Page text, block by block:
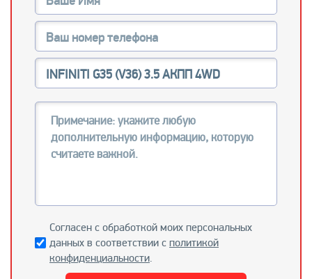
Согласен с обработкой моих персональных
данных в соответствии с политикой
конфиденциальности.